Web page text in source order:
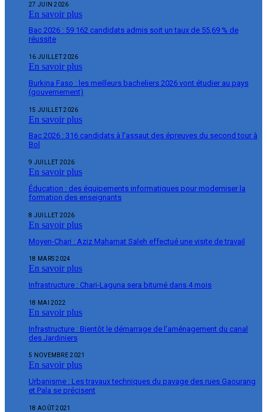
27 JUIN 2026
En savoir plus
Bac 2026 : 59 162 candidats admis soit un taux de 55,69 % de
réussite
16 JUILLET 2026
En savoir plus
Burkina Faso : les meilleurs bacheliers 2026 vont étudier au pays
(gouvernement)
15 JUILLET 2026
En savoir plus
Bac 2026 : 316 candidats à l’assaut des épreuves du second tour à
Bol
9 JUILLET 2026
En savoir plus
Éducation : des équipements informatiques pour moderniser la
formation des enseignants
8 JUILLET 2026
En savoir plus
Moyen-Chari : Aziz Mahamat Saleh effectué une visite de travail
18 MARS 2024
En savoir plus
Infrastructure : Chari-Laguna sera bitumé dans 4 mois
18 MAI 2022
En savoir plus
Infrastructure : Bientôt le démarrage de l’aménagement du canal
des Jardiniers
5 NOVEMBRE 2021
En savoir plus
Urbanisme : Les travaux techniques du pavage des rues Gaourang
et Pala se précisent
18 AOÛT 2021